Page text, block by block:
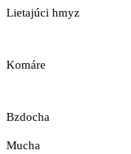
Lietajúci hmyz
Komáre
Bzdocha
Mucha